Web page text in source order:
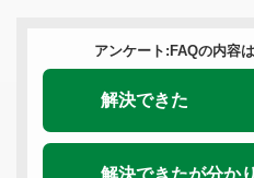
アンケート:FAQの内容
解決できた